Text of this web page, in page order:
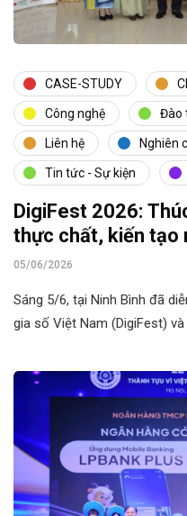
CASE-STUDY
Công nghệ Đào
Liên hệ Nghiên
Tin tức - Sự kiện
DigiFest 2026:
thực chất, kiến tạo
05/06/2026
Sáng 5/6, tại Ninh Bình đã
gia số Việt Nam (DigiFest)